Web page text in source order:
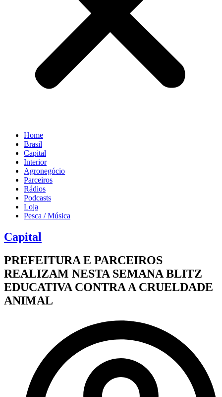
Home
Brasil
Capital
Interior
Agronegócio
Parceiros
Rádios
Podcasts
Loja
Pesca / Música
Capital
PREFEITURA E PARCEIROS
REALIZAM NESTA SEMANA BLITZ
EDUCATIVA CONTRA A CRUELDADE
ANIMAL